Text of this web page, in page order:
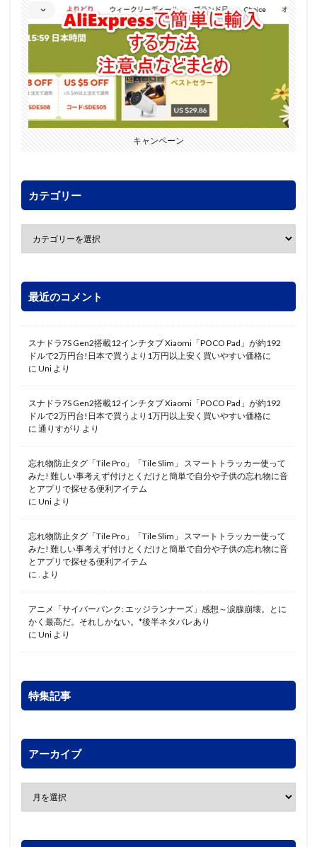
キャンペーン
カテゴリー
最近のコメント
スナドラ7S Gen2搭載12インチタブ Xiaomi「POCO Pad」が約192
ドルで2万円台!日本で買うより1万円以上安く買いやすい価格に
に Uni より
スナドラ7S Gen2搭載12インチタブ Xiaomi「POCO Pad」が約192
ドルで2万円台!日本で買うより1万円以上安く買いやすい価格に
に 通りすがり より
忘れ物防止タグ「Tile Pro」「Tile Slim」 スマートトラッカー使って
みた! 難しい事考えず付けとくだけと簡単で自分や子供の忘れ物に音
とアプリで探せる便利アイテム
に Uni より
忘れ物防止タグ「Tile Pro」「Tile Slim」 スマートトラッカー使って
みた! 難しい事考えず付けとくだけと簡単で自分や子供の忘れ物に音
とアプリで探せる便利アイテム
に
より
アニメ「サイバーパンク: エッジランナーズ」感想～涙腺崩壊。とに
かく最高だ。それしかない。*後半ネタバレあり
に Uni より
特集記事
アーカイブ